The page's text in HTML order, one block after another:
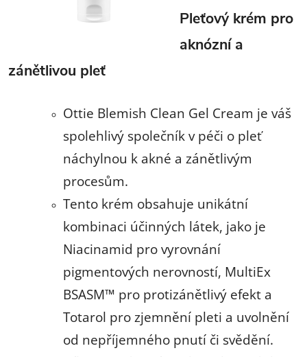
Pleťový krém pro
aknózní a
zánětlivou pleť
Ottie Blemish Clean Gel Cream je váš
spolehlivý společník v péči o pleť
náchylnou k akné a zánětlivým
procesům.
Tento krém obsahuje unikátní
kombinaci účinných látek, jako je
Niacinamid pro vyrovnání
pigmentových nerovností, MultiEx
BSASM™ pro protizánětlivý efekt a
Totarol pro zjemnění pleti a uvolnění
od nepříjemného pnutí či svědění.